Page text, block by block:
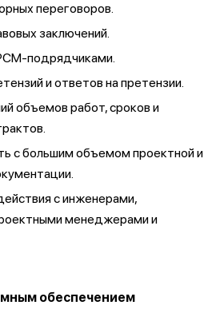
переговоров.
заключений.
подрядчиками.
и ответов на претензии.
объемов работ, сроков и
с большим объемом проектной и
с инженерами,
менеджерами и
обеспечением